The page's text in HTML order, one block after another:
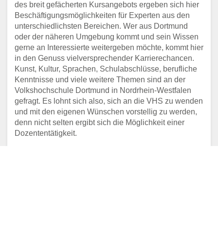
des breit gefächerten Kursangebots ergeben sich hier
Beschäftigungsmöglichkeiten für Experten aus den
unterschiedlichsten Bereichen. Wer aus Dortmund
oder der näheren Umgebung kommt und sein Wissen
gerne an Interessierte weitergeben möchte, kommt hier
in den Genuss vielversprechender Karrierechancen.
Kunst, Kultur, Sprachen, Schulabschlüsse, berufliche
Kenntnisse und viele weitere Themen sind an der
Volkshochschule Dortmund in Nordrhein-Westfalen
gefragt. Es lohnt sich also, sich an die VHS zu wenden
und mit den eigenen Wünschen vorstellig zu werden,
denn nicht selten ergibt sich die Möglichkeit einer
Dozententätigkeit.